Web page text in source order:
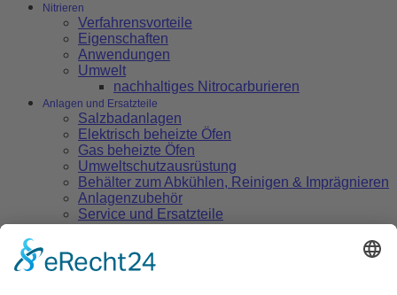
Nitrieren
Verfahrensvorteile
Eigenschaften
Anwendungen
Umwelt
nachhaltiges Nitrocarburieren
Anlagen und Ersatzteile
Salzbadanlagen
Elektrisch beheizte Öfen
Gas beheizte Öfen
Umweltschutzausrüstung
Behälter zum Abkühlen, Reinigen & Imprägnieren
Anlagenzubehör
Service und Ersatzteile
Verfahrensvorteile